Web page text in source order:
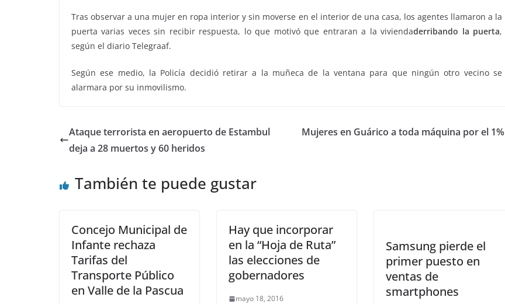
Tras observar a una mujer en ropa interior y sin moverse en el interior de una casa, los agentes llamaron a la
puerta varias veces sin recibir respuesta, lo que motivó que entraran a la viviendaderribando la puerta,
según el diario Telegraaf.
Según ese medio, la Policía decidió retirar a la muñeca de la ventana para que ningún otro vecino se
alarmara por su inmovilismo.
Ataque terrorista en aeropuerto de Estambul
deja a 28 muertos y 60 heridos
Mujeres en Guárico a toda máquina por el 1%
También te puede gustar
Concejo Municipal de
Infante rechaza
Tarifas del
Transporte Público
en Valle de la Pascua
Hay que incorporar
en la “Hoja de Ruta”
las elecciones de
gobernadores
mayo 18, 2016
Samsung pierde el
primer puesto en
ventas de
smartphones